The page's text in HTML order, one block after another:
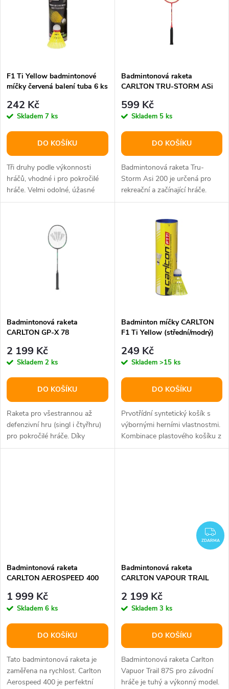
p
r
o
d
u
s
p
r
o
d
u
F1 Ti Yellow badmintonové
míčky červená balení tuba 6 ks
242 Kč
Skladem 7 ks
DO KOŠÍKU
Tři druhy podle výkonnosti
hráčů, vhodné i pro pokročilé
hráče. Velmi odolné, úžasné
letové vlastnosti.
Badmintonová raketa
CARLTON TRU-STORM ASi
599 Kč
Skladem 5 ks
DO KOŠÍKU
Badmintonová raketa Tru-
Storm Asi 200 je určená pro
rekreační a začínající hráče.
Podporuje všestrannou hru se
Badmintonová raketa
CARLTON GP-X 78
2 199 Kč
Skladem 2 ks
DO KOŠÍKU
Raketa pro všestrannou až
defenzivní hru (singl i čtyřhru)
pro pokročilé hráče. Díky
pružnému shaftu je raketa
Badminton míčky CARLTON
F1 Ti Yellow (střední/modrý)
249 Kč
Skladem >15 ks
DO KOŠÍKU
Prvotřídní syntetický košík s
výbornými herními vlastnostmi.
Kombinace plastového košíku z
trvanlivého nylonu a...
Badmintonová raketa
CARLTON AEROSPEED 400
1 999 Kč
Skladem 6 ks
DO KOŠÍKU
Tato badmintonová raketa je
zaměřena na rychlost. Carlton
Aerospeed 400 je perfektní
ZDARMA
Badmintonová raketa
CARLTON VAPOUR TRAIL
2 199 Kč
Skladem 3 ks
DO KOŠÍKU
Badmintonová raketa Carlton
Vapuor Trail 87S pro závodní
hráče je tuhý a výkonný model.